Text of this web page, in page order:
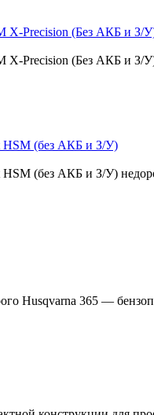
X-Precision (Без АКБ и З/
X-Precision (Без АКБ и З/
HSM (без АКБ и З/У)
(без АКБ и З/У)
Husqvarna 365 —